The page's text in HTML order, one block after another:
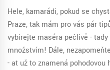
Hele, kamarádi, pokud se
Praze, tak mám pro vás pár
vybírejte maséra pečlivě -
množstvím! Dále,
- ať už to znamená pohodovou